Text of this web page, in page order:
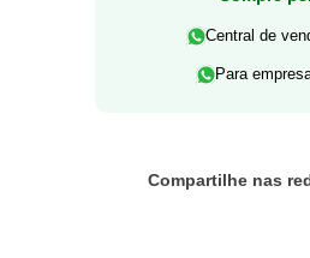
Central de
Para